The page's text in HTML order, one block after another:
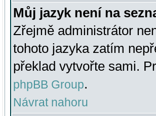
Můj jazyk není na
Zřejmě administrátor
tohoto jazyka zatím
překlad vytvořte sami.
phpBB Group.
Návrat nahoru